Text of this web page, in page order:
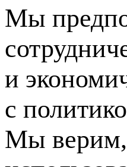
Мы
и
с
Мы верим,